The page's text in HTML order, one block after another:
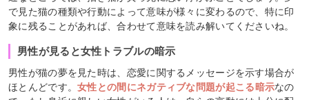
で見た猫の種類や行動によって意味が様々に変わるので、特に印
象に残ることがあれば、合わせて意味を読み解いてくださいね。
男性が見ると女性トラブルの暗示
男性が猫の夢を見た時は、恋愛に関するメッセージを示す場合が
ほとんどです。女性との間にネガティブな問題が起こる暗示なの